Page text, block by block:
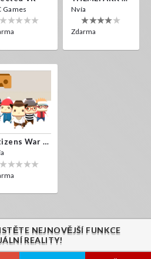
Games Nvía
Zdarma
Citizens War VR
NEJNOVĚJŠÍ FUNKCE
REALITY!